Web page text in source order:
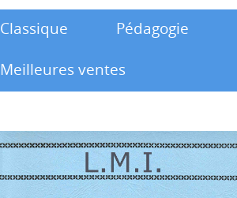
Classique Pédagogie
Meilleures ventes